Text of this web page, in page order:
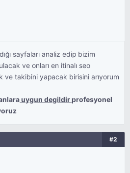
sayfaları analiz edip bizim
ve onları en itinalı seo
ve takibini yapacak birisini arıyorum
uygun degildirprofesyonel
#2